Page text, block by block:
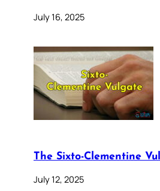
July 16, 2025
The Sixto-Clementine
July 12, 2025